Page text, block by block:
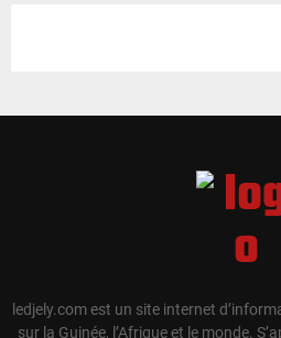
ledjely.com est un site internet
sur la Guinée, l’Afrique et le monde.